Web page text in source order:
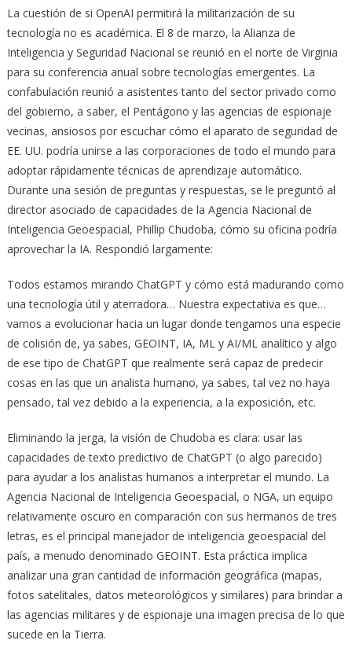
La cuestión de si OpenAI permitirá la militarización de su
tecnología no es académica. El 8 de marzo, la Alianza de
Inteligencia y Seguridad Nacional se reunió en el norte de Virginia
para su conferencia anual sobre tecnologías emergentes. La
confabulación reunió a asistentes tanto del sector privado como
del gobierno, a saber, el Pentágono y las agencias de espionaje
vecinas, ansiosos por escuchar cómo el aparato de seguridad de
EE. UU. podría unirse a las corporaciones de todo el mundo para
adoptar rápidamente técnicas de aprendizaje automático.
Durante una sesión de preguntas y respuestas, se le preguntó al
director asociado de capacidades de la Agencia Nacional de
Inteligencia Geoespacial, Phillip Chudoba, cómo su oficina podría
aprovechar la IA. Respondió largamente:
Todos estamos mirando ChatGPT y cómo está madurando como
una tecnología útil y aterradora… Nuestra expectativa es que…
vamos a evolucionar hacia un lugar donde tengamos una especie
de colisión de, ya sabes, GEOINT, IA, ML y AI/ML analítico y algo
de ese tipo de ChatGPT que realmente será capaz de predecir
cosas en las que un analista humano, ya sabes, tal vez no haya
pensado, tal vez debido a la experiencia, a la exposición, etc.
Eliminando la jerga, la visión de Chudoba es clara: usar las
capacidades de texto predictivo de ChatGPT (o algo parecido)
para ayudar a los analistas humanos a interpretar el mundo. La
Agencia Nacional de Inteligencia Geoespacial, o NGA, un equipo
relativamente oscuro en comparación con sus hermanos de tres
letras, es el principal manejador de inteligencia geoespacial del
país, a menudo denominado GEOINT. Esta práctica implica
analizar una gran cantidad de información geográfica (mapas,
fotos satelitales, datos meteorológicos y similares) para brindar a
las agencias militares y de espionaje una imagen precisa de lo que
sucede en la Tierra.